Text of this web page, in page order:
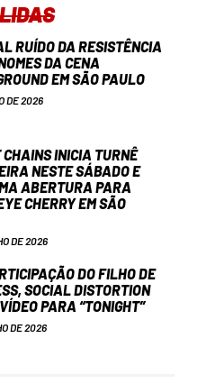
RUÍDO DA RESISTÊNCIA
DA CENA
EM SÃO PAULO
DE 2026
INICIA TURNÊ
NESTE SÁBADO E
ABERTURA PARA
CHERRY EM SÃO
DE 2026
DO FILHO DE
SOCIAL DISTORTION
PARA “TONIGHT”
DE 2026